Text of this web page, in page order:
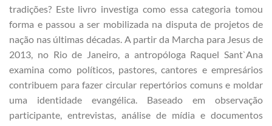
tradições? Este livro investiga como essa categoria tomou
forma e passou a ser mobilizada na disputa de projetos de
nação nas últimas décadas. A partir da Marcha para Jesus de
2013, no Rio de Janeiro, a antropóloga Raquel Sant`Ana
examina como políticos, pastores, cantores e empresários
contribuem para fazer circular repertórios comuns e moldar
uma identidade evangélica. Baseado em observação
participante, entrevistas, análise de mídia e documentos